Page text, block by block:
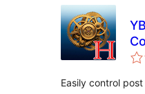
Easily control